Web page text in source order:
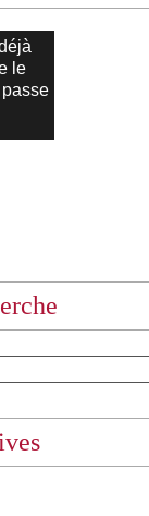
le